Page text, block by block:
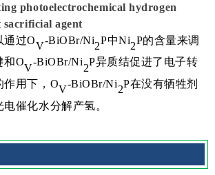
photoelectrochemical hydrogen
agent
通过OV-BiOBr/Ni2P中Ni2P的含量来调
和OV-BiOBr/Ni2P异质结促进了 电子转
用下， OV-BiOBr/Ni2P在没有牺牲剂
电催化水分解产氢。